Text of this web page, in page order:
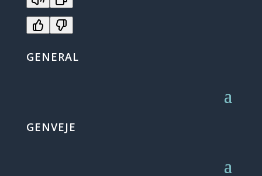
GENERAL
GENVEJE